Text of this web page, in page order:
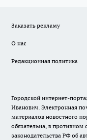
Заказать рекламу
О нас
Редакционная политика
Городской интернет-
Иванович. Электронная
материалов новостного
обязательна, в
законодательства РФ об